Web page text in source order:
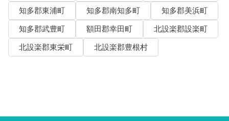
知多郡東浦町
知多郡南知多町
知多郡美浜町
知多郡武豊町
額田郡幸田町
北設楽郡設楽町
北設楽郡東栄町
北設楽郡豊根村